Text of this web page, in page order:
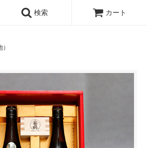
検索 カート